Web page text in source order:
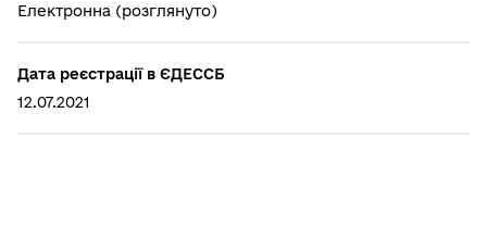
Електронна (розглянуто)
Дата реєстрації в ЄДЕССБ
12.07.2021